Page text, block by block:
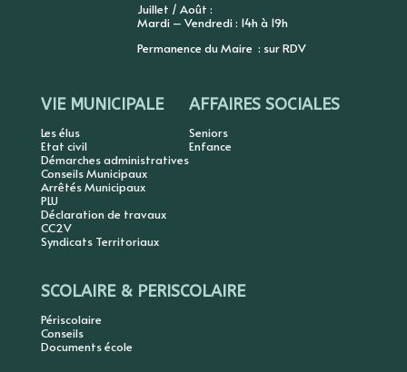
Juillet / Août :
Mardi – Vendredi : 14h à 19h
Permanence du Maire : sur RDV
VIE MUNICIPALE
Les élus
Etat civil
Démarches administratives
Conseils Municipaux
Arrêtés Municipaux
PLU
Déclaration de travaux
CC2V
Syndicats Territoriaux
AFFAIRES SOCIALES
Seniors
Enfance
SCOLAIRE & PERISCOLAIRE
Périscolaire
Conseils
Documents école